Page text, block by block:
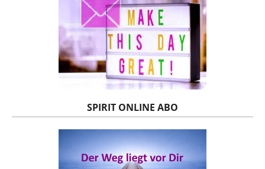
SPIRIT ONLINE ABO